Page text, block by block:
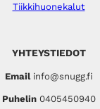
YHTEYSTIEDOT
Emailinfo@snugg.fi
Puhelin 0405450940
Tiikkihuonekalut